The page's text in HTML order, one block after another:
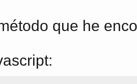
que he
: